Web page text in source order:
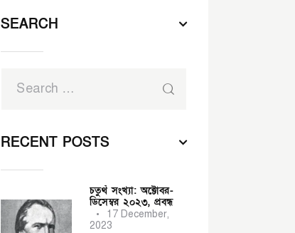
SEARCH
RECENT POSTS
চতুর্থ সংখ্যা: অক্টোবর-
ডিসেম্বর ২০২৩,প্রবন্ধ
17 December,
2023